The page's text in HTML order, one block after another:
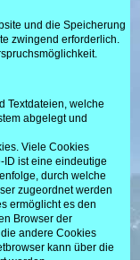
und die Speicherung
zwingend erforderlich.
Textdateien, welche
abgelegt und
Viele Cookies
ist eine eindeutige
durch welche
zugeordnet werden
ermöglicht es den
Browser der
andere Cookies
kann über die